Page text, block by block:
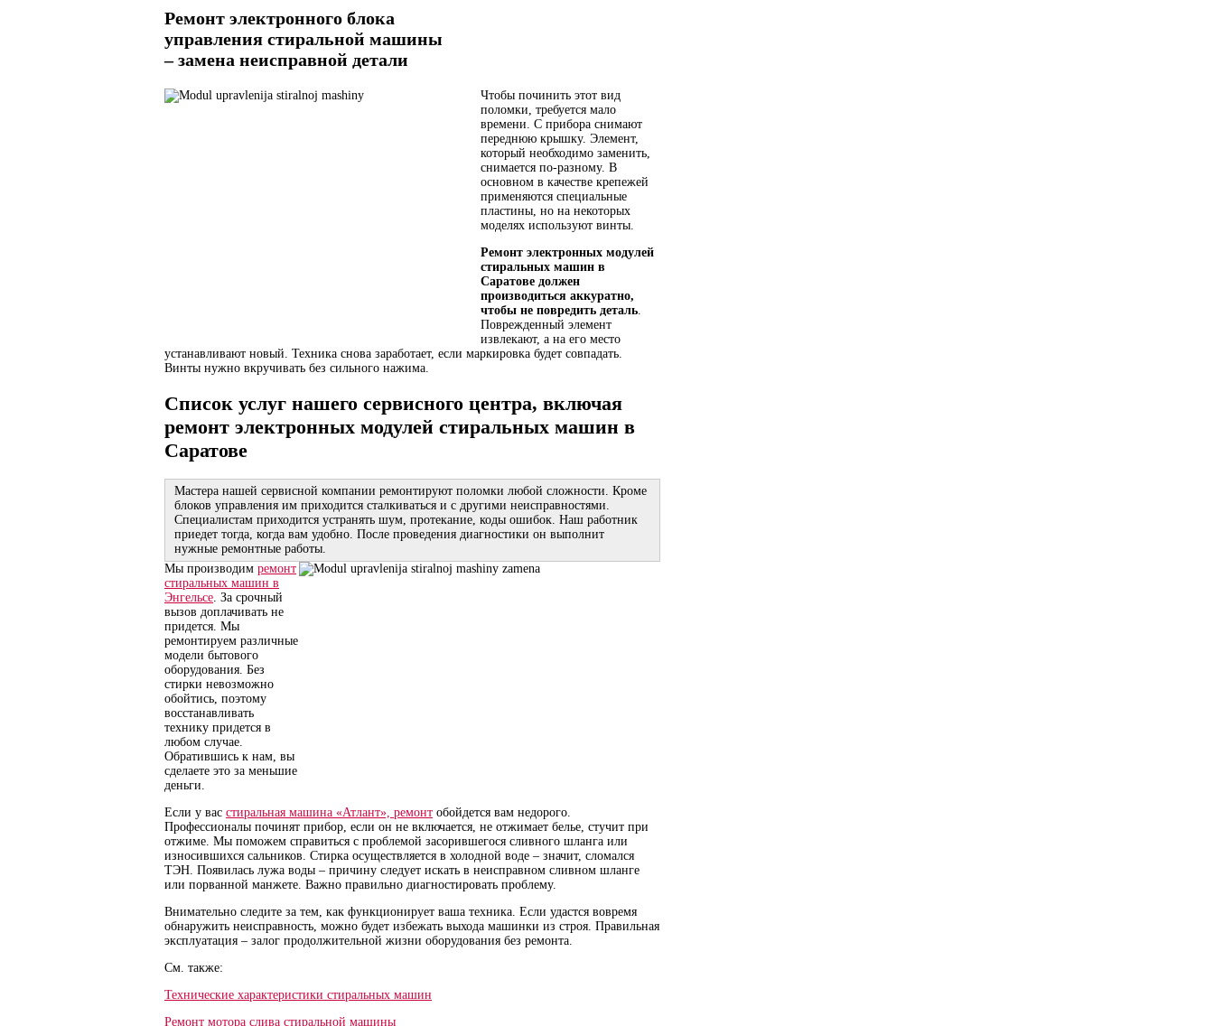
Ремонт электронного блока
управления стиральной машины
– замена неисправной детали
Чтобы починить этот вид
поломки, требуется мало
времени. С прибора снимают
переднюю крышку. Элемент,
который необходимо заменить,
снимается по-разному. В
основном в качестве крепежей
применяются специальные
пластины, но на некоторых
моделях используют винты.
Ремонт электронных модулей
стиральных машин в
Саратове должен
производиться аккуратно,
чтобы не повредить деталь
Поврежденный элемент
извлекают, а на его место
устанавливают новый. Техника снова заработает, если маркировка будет совпадать.
Винты нужно вкручивать без сильного нажима.
Список услуг нашего сервисного центра, включая
ремонт электронных модулей стиральных машин в
Саратове
Мастера нашей сервисной компании ремонтируют поломки любой сложности. Кроме
блоков управления им приходится сталкиваться и с другими неисправностями.
Специалистам приходится устранять шум, протекание, коды ошибок. Наш работник
приедет тогда, когда вам удобно. После проведения диагностики он выполнит
нужные ремонтные работы.
Мы производим ремонт
стиральных машин в
Энгельсе. За срочный
вызов доплачивать не
придется. Мы
ремонтируем различные
модели бытового
оборудования. Без
стирки невозможно
обойтись, поэтому
восстанавливать
технику придется в
любом случае.
Обратившись к нам, вы
сделаете это за меньшие
деньги.
Если у вас стиральная машина «Атлант», ремонт обойдется вам недорого.
Профессионалы починят прибор, если он не включается, не отжимает белье, стучит при
отжиме. Мы поможем справиться с проблемой засорившегося сливного шланга или
износившихся сальников. Стирка осуществляется в холодной воде – значит, сломался
ТЭН. Появилась лужа воды – причину следует искать в неисправном сливном шланге
или порванной манжете. Важно правильно диагностировать проблему.
Внимательно следите за тем, как функционирует ваша техника. Если удастся вовремя
обнаружить неисправность, можно будет избежать выхода машинки из строя. Правильная
эксплуатация – залог продолжительной жизни оборудования без ремонта.
См. также:
Технические характеристики стиральных машин
Ремонт мотора слива стиральной машины